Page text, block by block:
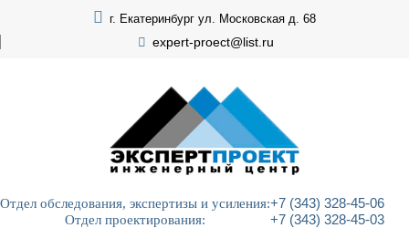
г. Екатеринбург ул. Московская д. 68
expert-proect@list.ru
Отдел обследования, экспертизы и усиления:+7 (343) 328-45-06
Отдел проектирования:
+7 (343) 328-45-03